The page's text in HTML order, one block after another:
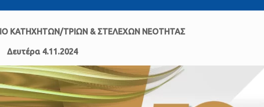
ΚΑΤΗΧΗΤΩΝ/ΤΡΙΩΝ & ΣΤΕΛΕΧΩΝ ΝΕΟΤΗΤΑΣ
Δευτέρα 4.11.2024